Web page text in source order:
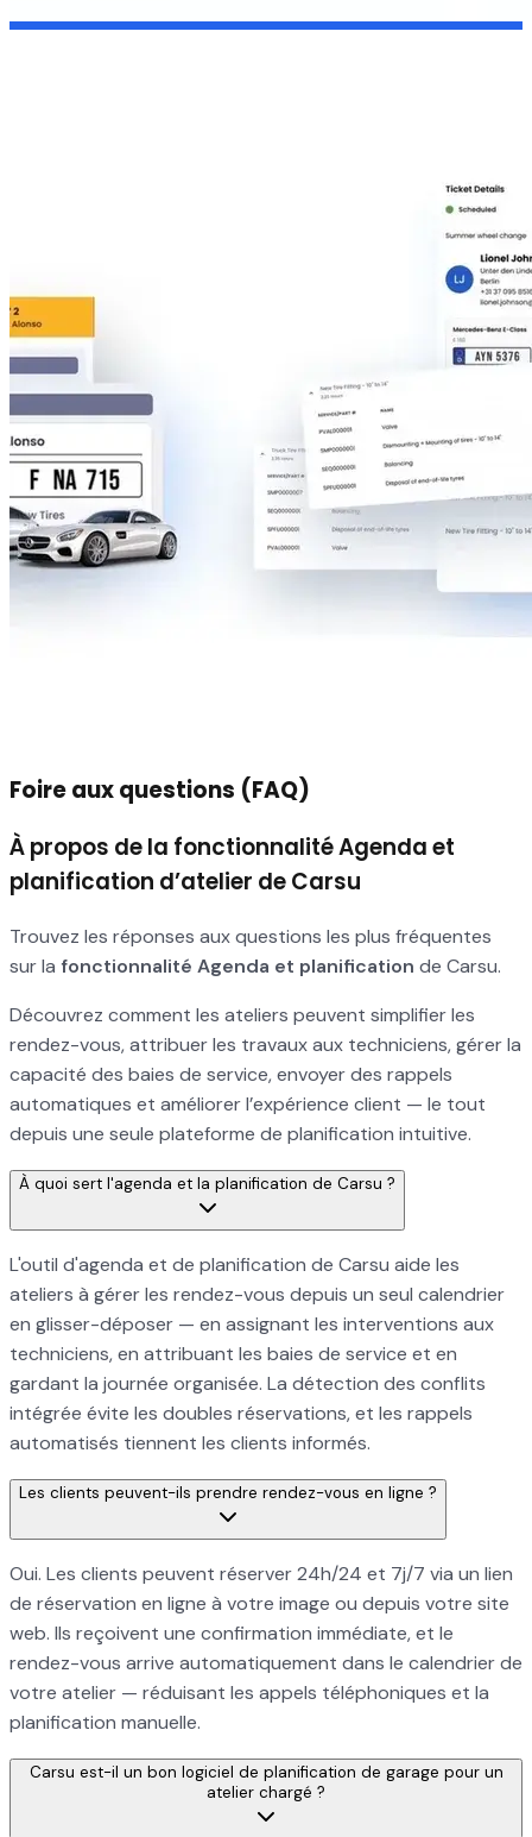
Foire aux questions (FAQ)
À propos de la fonctionnalité Agenda et
planification d’atelier de Carsu
Trouvez les réponses aux questions les plus fréquentes
sur la fonctionnalité Agenda et planification de Carsu.
Découvrez comment les ateliers peuvent simplifier les
rendez-vous, attribuer les travaux aux techniciens, gérer la
capacité des baies de service, envoyer des rappels
automatiques et améliorer l’expérience client — le tout
depuis une seule plateforme de planification intuitive.
À quoi sert l'agenda et la planification de Carsu ?
L'outil d'agenda et de planification de Carsu aide les
ateliers à gérer les rendez-vous depuis un seul calendrier
en glisser-déposer — en assignant les interventions aux
techniciens, en attribuant les baies de service et en
gardant la journée organisée. La détection des conflits
intégrée évite les doubles réservations, et les rappels
automatisés tiennent les clients informés.
Les clients peuvent-ils prendre rendez-vous en ligne ?
Oui. Les clients peuvent réserver 24h/24 et 7j/7 via un lien
de réservation en ligne à votre image ou depuis votre site
web. Ils reçoivent une confirmation immédiate, et le
rendez-vous arrive automatiquement dans le calendrier de
votre atelier — réduisant les appels téléphoniques et la
planification manuelle.
Carsu est-il un bon logiciel de planification de garage pour un
atelier chargé ?